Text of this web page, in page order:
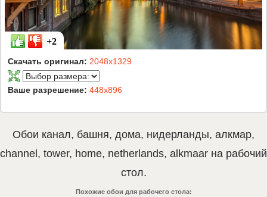
+2
Скачать оригинал: 2048x1329
Ваше разрешение: 448x896
Обои канал, башня, дома, нидерланды, алкмар,
channel, tower, home, netherlands, alkmaar на рабочий
стол.
Похожие обои для рабочего стола: